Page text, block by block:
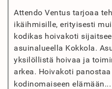
Attendo Ventus tarjoaa
ikäihmisille, erityisesti
kodikas hoivakoti
asuinalueella Kokkola.
yksilöllistä hoivaa ja
arkea. Hoivakoti
kodinomaiseen elämään...